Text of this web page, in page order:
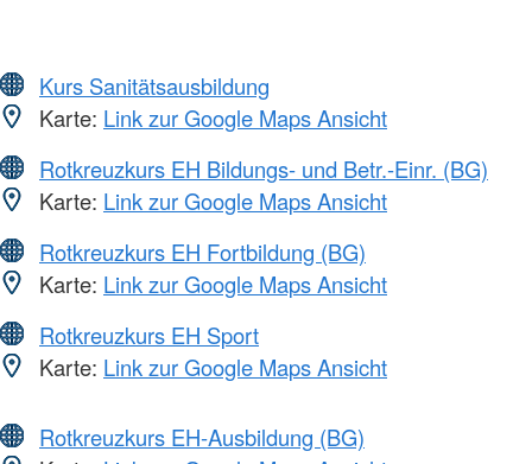
Kurs Sanitätsausbildung
Karte: Link zur Google Maps Ansicht
Rotkreuzkurs EH Bildungs- und Betr.-Einr. (BG)
Karte: Link zur Google Maps Ansicht
Rotkreuzkurs EH Fortbildung (BG)
Karte: Link zur Google Maps Ansicht
Rotkreuzkurs EH Sport
Karte: Link zur Google Maps Ansicht
Rotkreuzkurs EH-Ausbildung (BG)